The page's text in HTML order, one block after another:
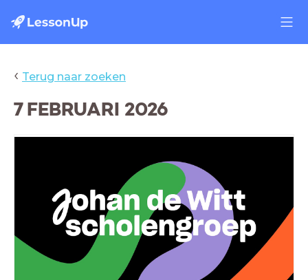
‹ Terug naar zoeken
7 FEBRUARI 2026